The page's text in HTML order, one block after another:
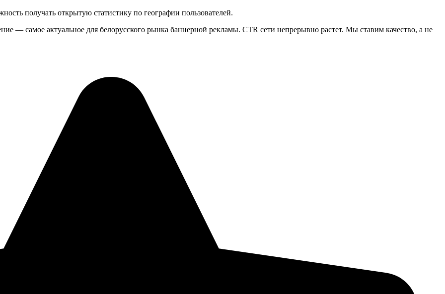
получать открытую статистику по географии пользователей.
— самое актуальное для белорусского рынка баннерной рекламы. CTR сети непрерывно растет. Мы ставим качество, а не